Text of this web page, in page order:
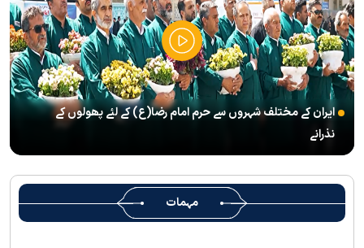
(( آقای شہید ایران )) نامی چار جلدوں پر مشتمل کتاب منظرعام پر
آگئی
شہید رہبر(رح) ایک قرآنی نابغہ اور قرآنی احکامات پرعمل کرنے والی
شخصیت تھے؛ استاد پناہی
رہبرشہید کے وداع کے ا یام میں حرم مطہر رضوی بند نہيں ہوگا
رہبرشہید ( رحمت اللہ علیہ ) کی یاد میں رضوی کتابخانہ اور میوزیمز
میں تعزیتی جلسوں اور خصوصی پروگراموں کا انعقاد
روضہ منورہ امام رضا(ع) کے خدام ، سوگوار زائرین کو کھانے اور رہائش
کی خدمات فراہم کرنے کے لئے تیار ہیں
ایران کے مختلف شہروں سے حرم امام رضا(ع) کے لئے پھولوں کے
نذرانے
مہمات